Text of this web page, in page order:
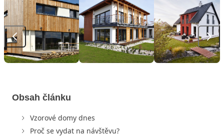
Obsah článku
Vzorové domy dnes
Proč se vydat na návštěvu?